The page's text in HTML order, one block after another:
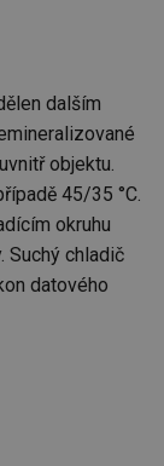
dalším
objektu.
45/35 °C.
okruhu
Suchý chladič
datového